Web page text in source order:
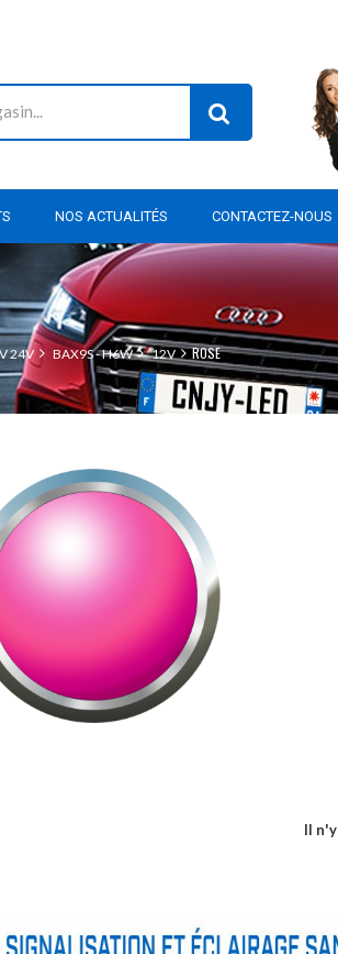
NOS ACTUALITÉS CONTACTEZ-NOUS
24V BAX9S - H6W 12V ROSE
Il